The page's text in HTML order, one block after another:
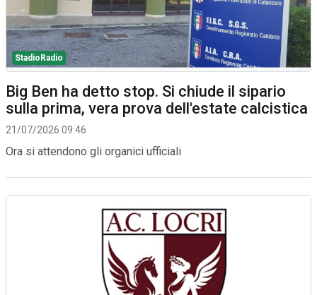
StadioRadio
Big Ben ha detto stop. Si chiude il sipario
sulla prima, vera prova dell'estate calcistica
21/07/2026 09:46
Ora si attendono gli organici ufficiali